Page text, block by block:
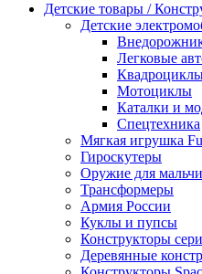
Детские товары /
Детские
Легковые
Мотоциклы
Каталки и
Спецтехника
Мягкая игрушка
Гироскутеры
Оружие для
Трансформеры
Армия России
Куклы и пупсы
Конструкторы
Деревянные